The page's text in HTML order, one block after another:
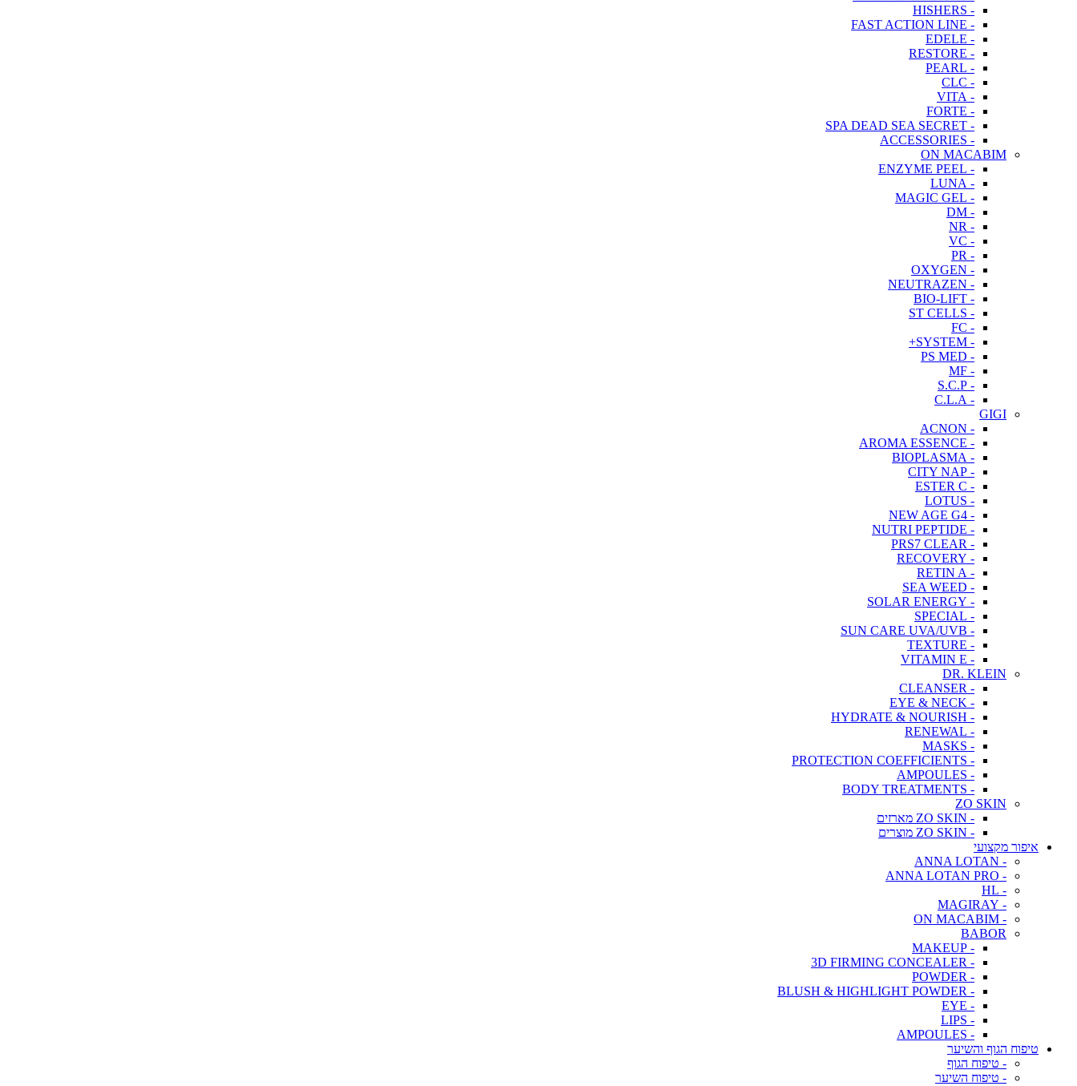
- HISHERS
- FAST ACTION LINE
- EDELE
- RESTORE
- PEARL
- CLC
- VITA
- FORTE
- SPA DEAD SEA SECRET
- ACCESSORIES
ON MACABIM
- ENZYME PEEL
- LUNA
- MAGIC GEL
- DM
- NR
- VC
- PR
- OXYGEN
- NEUTRAZEN
- BIO-LIFT
- ST CELLS
- FC
- SYSTEM+
- PS MED
- MF
- S.C.P
- C.L.A
GIGI
- ACNON
- AROMA ESSENCE
- BIOPLASMA
- CITY NAP
- ESTER C
- LOTUS
- NEW AGE G4
- NUTRI PEPTIDE
- PRS7 CLEAR
- RECOVERY
- RETIN A
- SEA WEED
- SOLAR ENERGY
- SPECIAL
- SUN CARE UVA/UVB
- TEXTURE
- VITAMIN E
DR. KLEIN
- CLEANSER
- EYE & NECK
- HYDRATE & NOURISH
- RENEWAL
- MASKS
- PROTECTION COEFFICIENTS
- AMPOULES
- BODY TREATMENTS
ZO SKIN
- ZO SKIN מארזים
- ZO SKIN מוצרים
איפור מקצועי
- ANNA LOTAN
- ANNA LOTAN PRO
- HL
- MAGIRAY
- ON MACABIM
BABOR
- MAKEUP
- 3D FIRMING CONCEALER
- POWDER
- BLUSH & HIGHLIGHT POWDER
- EYE
- LIPS
- AMPOULES
טיפוח הגוף והשיער
- טיפוח הגוף
- טיפוח השיער